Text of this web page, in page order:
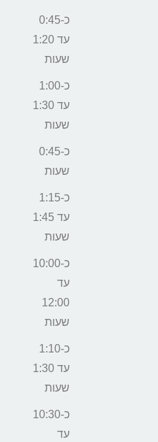
כ-0:45
עד 1:20
שעות
כ-1:00
עד 1:30
שעות
כ-0:45
שעות
כ-1:15
עד 1:45
שעות
כ-10:00
עד
12:00
שעות
כ-1:10
עד 1:30
שעות
כ-10:30
עד